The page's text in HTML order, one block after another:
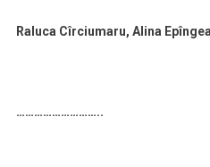
Raluca Cîrciumaru, Alina
………………………..